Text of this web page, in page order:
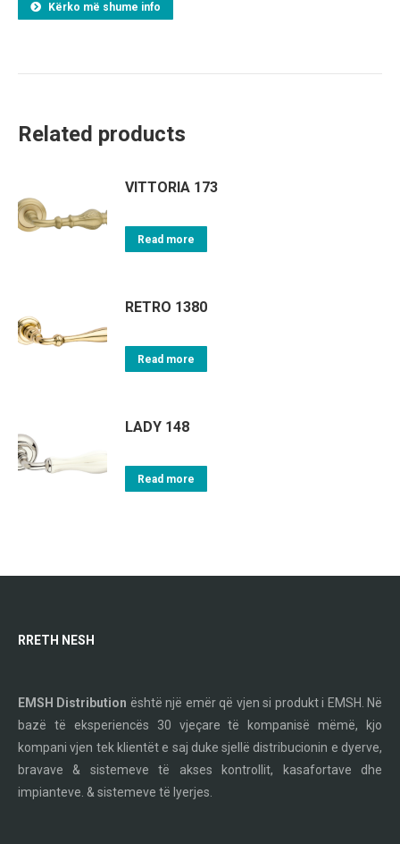
Kërko më shume info
Related products
VITTORIA 173
Read more
RETRO 1380
Read more
LADY 148
Read more
RRETH NESH
EMSH Distribution është një emër që vjen si produkt i EMSH. Në
bazë të eksperiencës 30 vjeçare të kompanisë mëmë, kjo
kompani vjen tek klientët e saj duke sjellë distribucionin e dyerve,
bravave & sistemeve të akses kontrollit, kasafortave dhe
impianteve. & sistemeve të lyerjes.